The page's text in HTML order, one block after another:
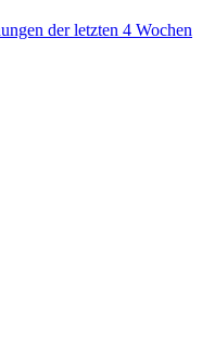
der letzten 4 Wochen